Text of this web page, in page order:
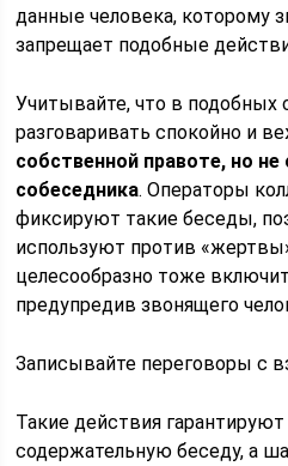
данные человека, которому
запрещает подобные
Учитывайте, что в подобных
разговаривать спокойно и
собственной правоте, но не
собеседника. Операторы
фиксируют такие беседы,
используют против
целесообразно тоже
предупредив звонящего
Записывайте переговоры с
Такие действия
содержательную беседу, а